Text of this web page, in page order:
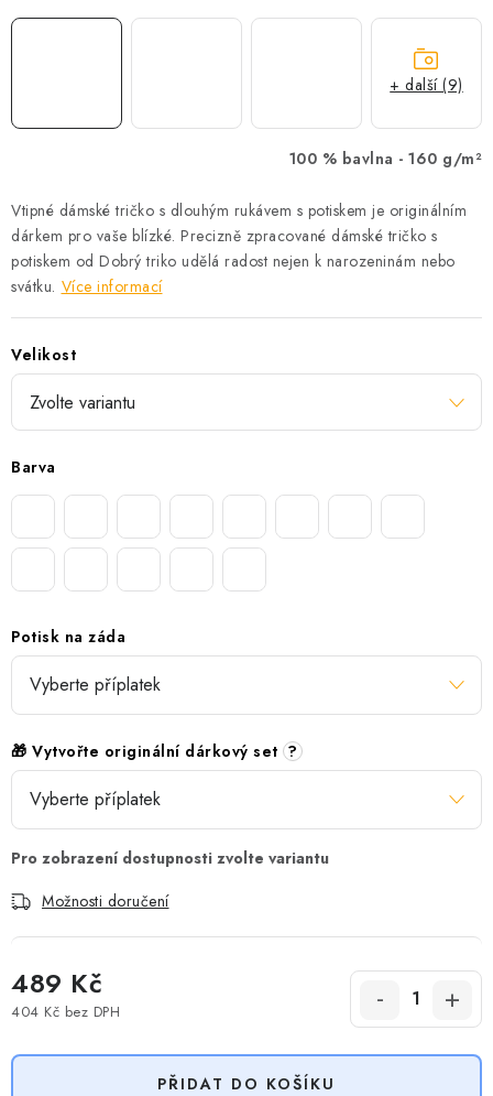
100 % bavlna - 160 g/m²
Vtipné dámské tričko s dlouhým rukávem s potiskem je originálním
dárkem pro vaše blízké. Precizně zpracované dámské tričko s
potiskem od Dobrý triko udělá radost nejen k narozeninám nebo
svátku. Více informací
Velikost
Barva
Potisk na záda
🎁 Vytvořte originální dárkový set ?
Možnosti doručení
489 Kč
404 Kč bez DPH
PŘIDAT DO KOŠÍKU
+ další (9)